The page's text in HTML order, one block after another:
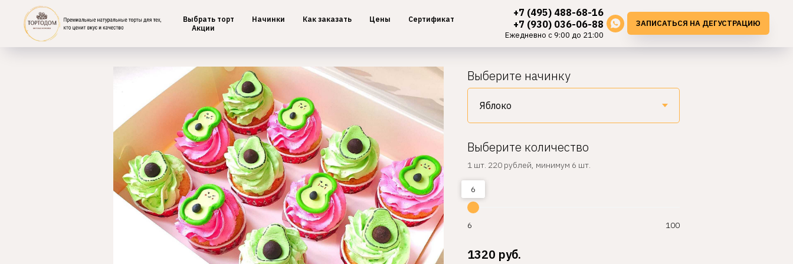
Выбрать торт Начинки Как заказать Цены
Сертификат
Акции
+7 (495) 488-68-16
+7 (930) 036-06-88
Ежедневно с 9:00 до 21:00
ЗАПИСАТЬСЯ НА ДЕГУСТРАЦИЮ
Главная / Капкейки
Выберите начинку
Выберите количество
1 шт. 220 рублей, минимум 6 шт.
6
6 100
1320 руб.